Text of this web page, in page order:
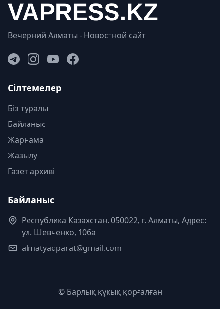
Вечерний Алматы - Новостной сайт
Сілтемелер
Біз туралы
Байланыс
Жарнама
Жазылу
Газет архиві
Байланыс
Республика Казахстан. 050022, г. Алматы, Адрес:
ул. Шевченко, 106а
almatyaqparat@gmail.com
© Барлық құқық қорғалған